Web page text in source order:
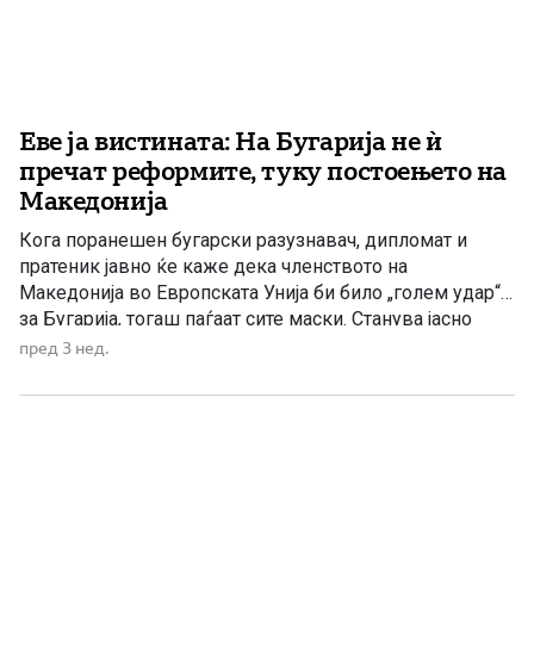
Еве ја вистината: На Бугарија не ѝ
пречат реформите, туку постоењето на
Македонија
Кога поранешен бугарски разузнавач, дипломат и
пратеник јавно ќе каже дека членството на
Македонија во Европската Унија би било „голем удар“
за Бугарија, тогаш паѓаат сите маски. Станува јасно
дека проблемот никогаш не бил само во внесувањето
реформите, владеењето на правото или
пред 3 нед.